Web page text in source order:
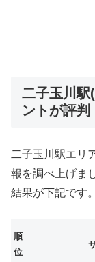
二子玉川駅
ントが評
二子玉川駅エリ
報を調べ上げま
結果が下記です。
順
位